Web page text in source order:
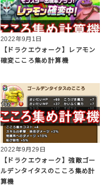
2022年9月1日
【ドラクエウォーク】レアモン
確変こころ集め計算機
2022年9月29日
【ドラクエウォーク】強敵ゴー
ルデンタイタスのこころ集め計
算機